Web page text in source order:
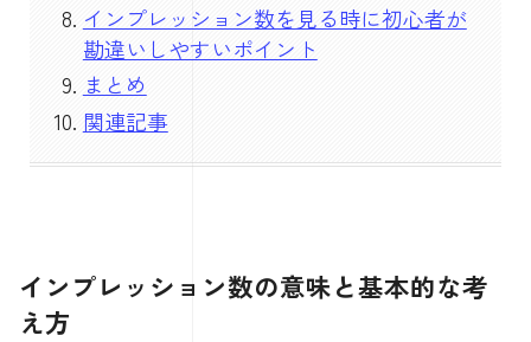
インプレッション数を見る時に初心者が
勘違いしやすいポイント
まとめ
関連記事
インプレッション数の意味と基本的な考
え方